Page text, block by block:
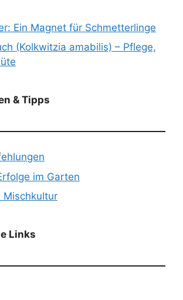
Ein Magnet für Schmetterlinge
(Kolkwitzia amabilis) – Pflege,
& Tipps
im Garten
Mischkultur
Links